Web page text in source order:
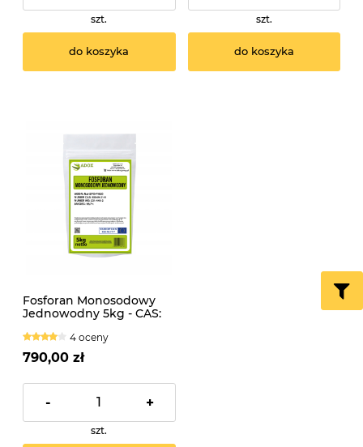
szt.
do koszyka
szt.
do koszyka
Fosforan Monosodowy
Jednowodny 5kg - CAS:
4 oceny
790,00 zł
- +
szt.